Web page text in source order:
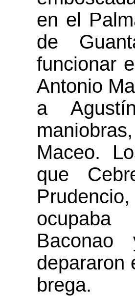
en el
de
funcionar
Antonio
a
Maceo.
que
depararon
brega.